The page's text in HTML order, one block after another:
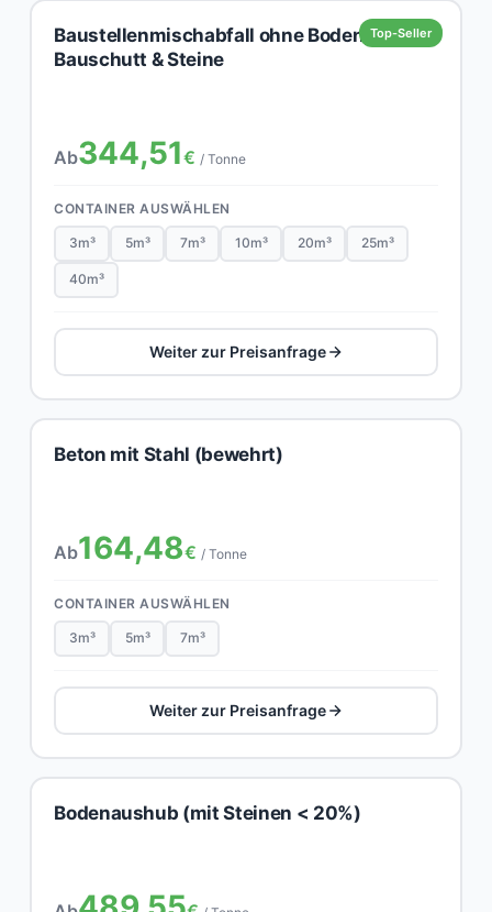
Top-Seller
Baustellenmischabfall ohne Boden,
Bauschutt & Steine
Ab344,51€ / Tonne
CONTAINER AUSWÄHLEN
3m³ 5m³ 7m³ 10m³ 20m³ 25m³
40m³
Weiter zur Preisanfrage
Beton mit Stahl (bewehrt)
Ab164,48€ / Tonne
CONTAINER AUSWÄHLEN
3m³ 5m³ 7m³
Weiter zur Preisanfrage
Bodenaushub (mit Steinen < 20%)